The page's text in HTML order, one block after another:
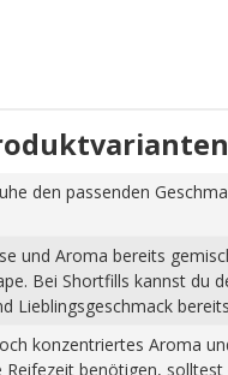
den passenden
und Aroma bereits
Bei Shortfills kannst du
Lieblingsgeschmack
konzentriertes Aroma
benötigen,